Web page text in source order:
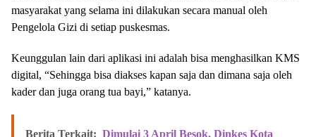
masyarakat yang selama ini dilakukan secara manual oleh
Pengelola Gizi di setiap puskesmas.
Keunggulan lain dari aplikasi ini adalah bisa menghasilkan KMS
digital, “Sehingga bisa diakses kapan saja dan dimana saja oleh
kader dan juga orang tua bayi,” katanya.
Berita Terkait: Dimulai 3 April Besok, Dinkes Kota